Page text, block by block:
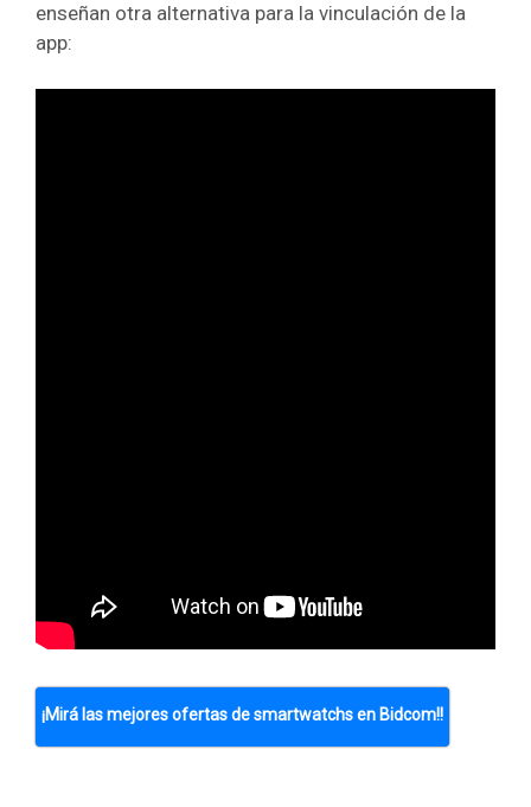
enseñan otra alternativa para la vinculación de la
app:
¡Mirá las mejores ofertas de smartwatchs en Bidcom!!